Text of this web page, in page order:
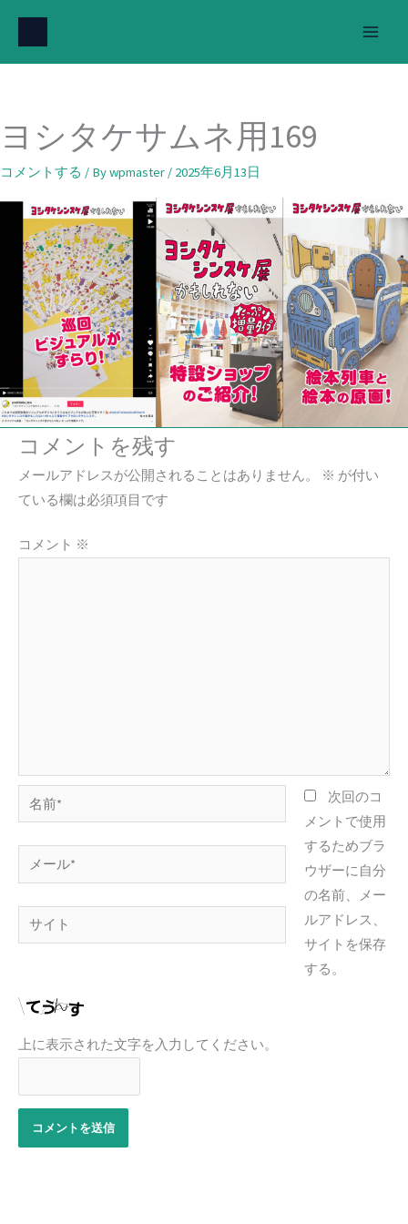
を
ッヨシタケサムネ用169
コメントする / Bywpmaster / 2025年6月13日
コメントを残す
メールアドレスが公開されることはありません。 ※ が付い
ている欄は必須項目です
コメント ※
前
*
ー
ル
イ
次回のコ
メントで使用
するためブラ
ウザーに自分
の名前、メー
ルアドレス、
サイトを保存
する。
上に表示された文字を入力してください。